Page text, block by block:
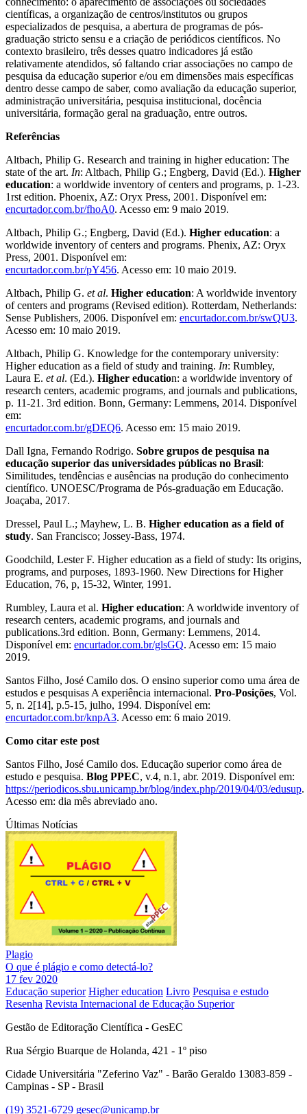
científicas, a organização de centros/institutos ou grupos
especializados de pesquisa, a abertura de programas de pós-
graduação stricto sensu e a criação de periódicos científicos. No
contexto brasileiro, três desses quatro indicadores já estão
relativamente atendidos, só faltando criar associações no campo de
pesquisa da educação superior e/ou em dimensões mais específicas
dentro desse campo de saber, como avaliação da educação superior,
administração universitária, pesquisa institucional, docência
universitária, formação geral na graduação, entre outros.
Referências
Altbach, Philip G. Research and training in higher education: The
state of the art. In: Altbach, Philip G.; Engberg, David (Ed.). Higher
education: a worldwide inventory of centers and programs, p. 1-23.
1rst edition. Phoenix, AZ: Oryx Press, 2001. Disponível em:
encurtador.com.br/fhoA0. Acesso em: 9 maio 2019.
Altbach, Philip G.; Engberg, David (Ed.). Higher education: a
worldwide inventory of centers and programs. Phenix, AZ: Oryx
Press, 2001. Disponível em:
encurtador.com.br/pY456. Acesso em: 10 maio 2019.
Altbach, Philip G. et al. Higher education: A worldwide inventory
of centers and programs (Revised edition). Rotterdam, Netherlands:
Sense Publishers, 2006. Disponível em: encurtador.com.br/swQU3.
Acesso em: 10 maio 2019.
Altbach, Philip G. Knowledge for the contemporary university:
Higher education as a field of study and training. In: Rumbley,
Laura E. et al. (Ed.). Higher education: a worldwide inventory of
research centers, academic programs, and journals and publications,
p. 11-21. 3rd edition. Bonn, Germany: Lemmens, 2014. Disponível
em:
encurtador.com.br/gDEQ6. Acesso em: 15 maio 2019.
Dall Igna, Fernando Rodrigo. Sobre grupos de pesquisa na
educação superior das universidades públicas no Brasil:
Similitudes, tendências e ausências na produção do conhecimento
científico. UNOESC/Programa de Pós-graduação em Educação.
Joaçaba, 2017.
Dressel, Paul L.; Mayhew, L. B. Higher education as a field of
study. San Francisco; Jossey-Bass, 1974.
Goodchild, Lester F. Higher education as a field of study: Its origins,
programs, and purposes, 1893-1960. New Directions for Higher
Education, 76, p, 15-32, Winter, 1991.
Rumbley, Laura et al. Higher education: A worldwide inventory of
research centers, academic programs, and journals and
publications.3rd edition. Bonn, Germany: Lemmens, 2014.
Disponível em: encurtador.com.br/glsGQ. Acesso em: 15 maio
2019.
Santos Filho, José Camilo dos. O ensino superior como uma área de
estudos e pesquisas A experiência internacional. Pro-Posições, Vol.
5, n. 2[14], p.5-15, julho, 1994. Disponível em:
encurtador.com.br/knpA3. Acesso em: 6 maio 2019.
Como citar este post
Santos Filho, José Camilo dos. Educação superior como área de
estudo e pesquisa. Blog PPEC, v.4, n.1, abr. 2019. Disponível em:
https://periodicos.sbu.unicamp.br/blog/index.php/2019/04/03/edusup.
Acesso em: dia mês abreviado ano.
Últimas Notícias
Plagio
O que é plágio e como detectá-lo?
17 fev 2020
Educação superior Higher education Livro Pesquisa e estudo
Resenha Revista Internacional de Educação Superior
Gestão de Editoração Científica - GesEC
Rua Sérgio Buarque de Holanda, 421 - 1º piso
Cidade Universitária "Zeferino Vaz" - Barão Geraldo 13083-859 -
Campinas - SP - Brasil
(19) 3521-6729 gesec@unicamp.br